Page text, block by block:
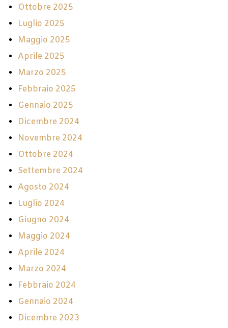
Ottobre 2025
Luglio 2025
Maggio 2025
Aprile 2025
Marzo 2025
Febbraio 2025
Gennaio 2025
Dicembre 2024
Novembre 2024
Ottobre 2024
Settembre 2024
Agosto 2024
Luglio 2024
Giugno 2024
Maggio 2024
Aprile 2024
Marzo 2024
Febbraio 2024
Gennaio 2024
Dicembre 2023